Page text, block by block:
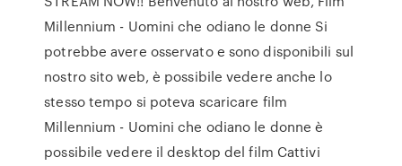
Millennium - Uomini che odiano le donne Si
potrebbe avere osservato e sono disponibili sul
nostro sito web, è possibile vedere anche lo
stesso tempo si poteva scaricare film
Millennium - Uomini che odiano le donne è
possibile vedere il desktop del film Cattivi